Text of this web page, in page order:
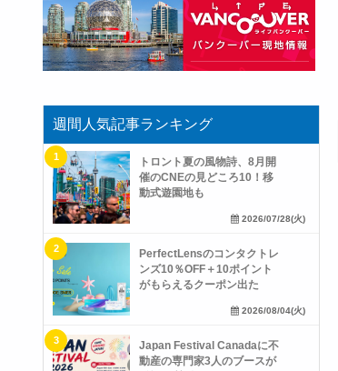
週間人気記事ランキング
トロント夏の風物詩、8月開
催のCNEの見どころ10！移
動式遊園地も
2026/07/28(火)
PerfectLensのコンタクトレ
ンズ10％OFF＋10ポイント
がもらえるクーポン出た
2026/08/04(火)
Japan Festival Canadaに不
動産の専門家3人のブースが